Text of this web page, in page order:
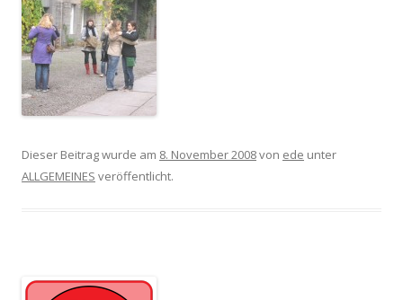
Dieser Beitrag wurde am 8. November 2008von ede unter
ALLGEMEINES veröffentlicht.